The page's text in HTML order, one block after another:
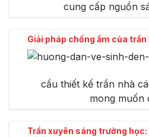
cung cấp nguồn
Giải pháp chống ẩm của
cầu thiết kế trần nhà
mong muốn
Trần xuyên sáng trường